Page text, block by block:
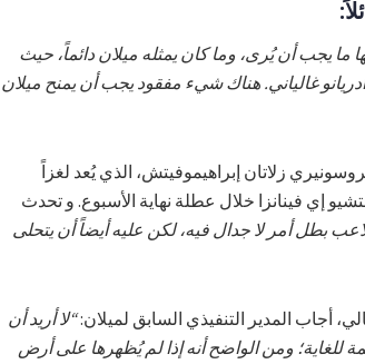
ما يجب أن يُرى، وما كان يمثله ميلان دائماً، حيث
غالياني. هناك شيء مفقود يجب أن يمنح ميلان
زلاتان إبراهيموفيتش، الذي يُعد لغزاً
إي فينانزا خلال عطلة نهاية الأسبوع. و تحدث
بطل أمر لا جدال فيه، لكن عليه أيضاً أن يتحلى
أجاب المدير التنفيذي السابق لميلان:“لا أريد أن
للغاية؛ ومن الواضح أنه إذا لم يُظهرها على أرض